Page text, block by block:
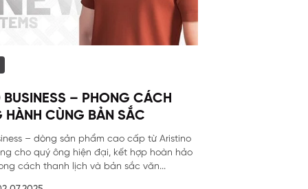
BUSINESS – PHONG CÁCH
HÀNH CÙNG BẢN SẮC
– dòng sản phẩm cao cấp từ Aristino
cho quý ông hiện đại, kết hợp hoàn hảo
cách thanh lịch và bản sắc văn...